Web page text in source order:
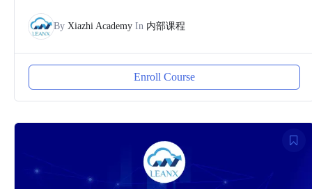
By Xiazhi Academy In 内部课程
Enroll Course